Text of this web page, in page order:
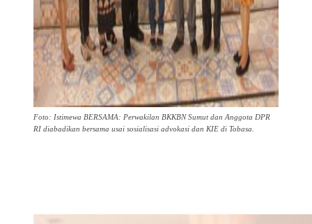
Foto: Istimewa BERSAMA: Perwakilan BKKBN Sumut dan Anggota DPR
RI diabadikan bersama usai sosialisasi advokasi dan KIE di Tobasa.